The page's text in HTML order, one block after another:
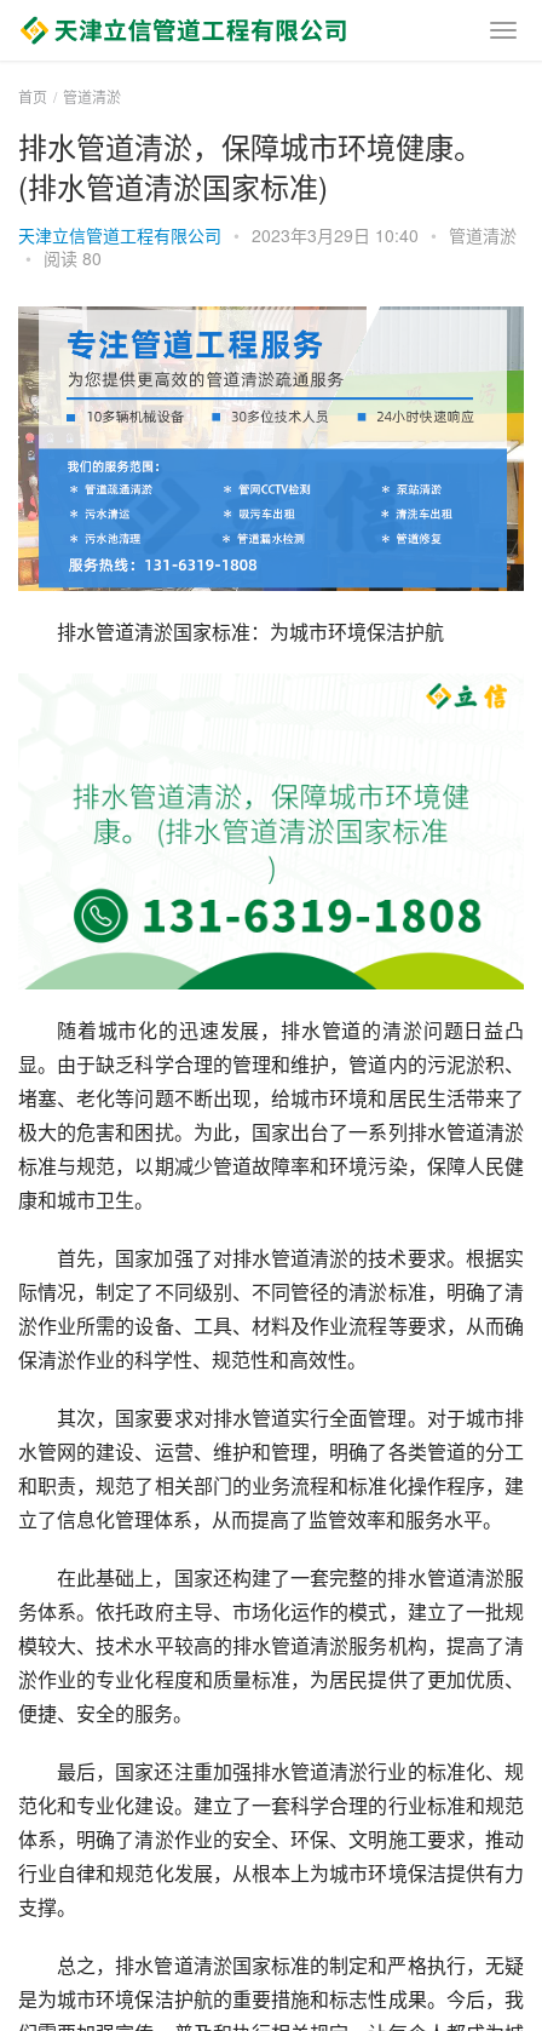
首页 管道清淤
排水管道清淤，保障城市环境健康。
(排水管道清淤国家标准)
天津立信管道工程有限公司 • 2023年3月29日 10:40 • 管道清淤
• 阅读 80
排水管道清淤国家标准：为城市环境保洁护航
随着城市化的迅速发展，排水管道的清淤问题日益凸
显。由于缺乏科学合理的管理和维护，管道内的污泥淤积、
堵塞、老化等问题不断出现，给城市环境和居民生活带来了
极大的危害和困扰。为此，国家出台了一系列排水管道清淤
标准与规范，以期减少管道故障率和环境污染，保障人民健
康和城市卫生。
首先，国家加强了对排水管道清淤的技术要求。根据实
际情况，制定了不同级别、不同管径的清淤标准，明确了清
淤作业所需的设备、工具、材料及作业流程等要求，从而确
保清淤作业的科学性、规范性和高效性。
其次，国家要求对排水管道实行全面管理。对于城市排
水管网的建设、运营、维护和管理，明确了各类管道的分工
和职责，规范了相关部门的业务流程和标准化操作程序，建
立了信息化管理体系，从而提高了监管效率和服务水平。
在此基础上，国家还构建了一套完整的排水管道清淤服
务体系。依托政府主导、市场化运作的模式，建立了一批规
模较大、技术水平较高的排水管道清淤服务机构，提高了清
淤作业的专业化程度和质量标准，为居民提供了更加优质、
便捷、安全的服务。
最后，国家还注重加强排水管道清淤行业的标准化、规
范化和专业化建设。建立了一套科学合理的行业标准和规范
体系，明确了清淤作业的安全、环保、文明施工要求，推动
行业自律和规范化发展，从根本上为城市环境保洁提供有力
支撑。
总之，排水管道清淤国家标准的制定和严格执行，无疑
是为城市环境保洁护航的重要措施和标志性成果。今后，我